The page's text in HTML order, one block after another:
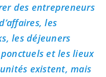
des entrepreneurs
les
les déjeuners
et les lieux
existent, mais